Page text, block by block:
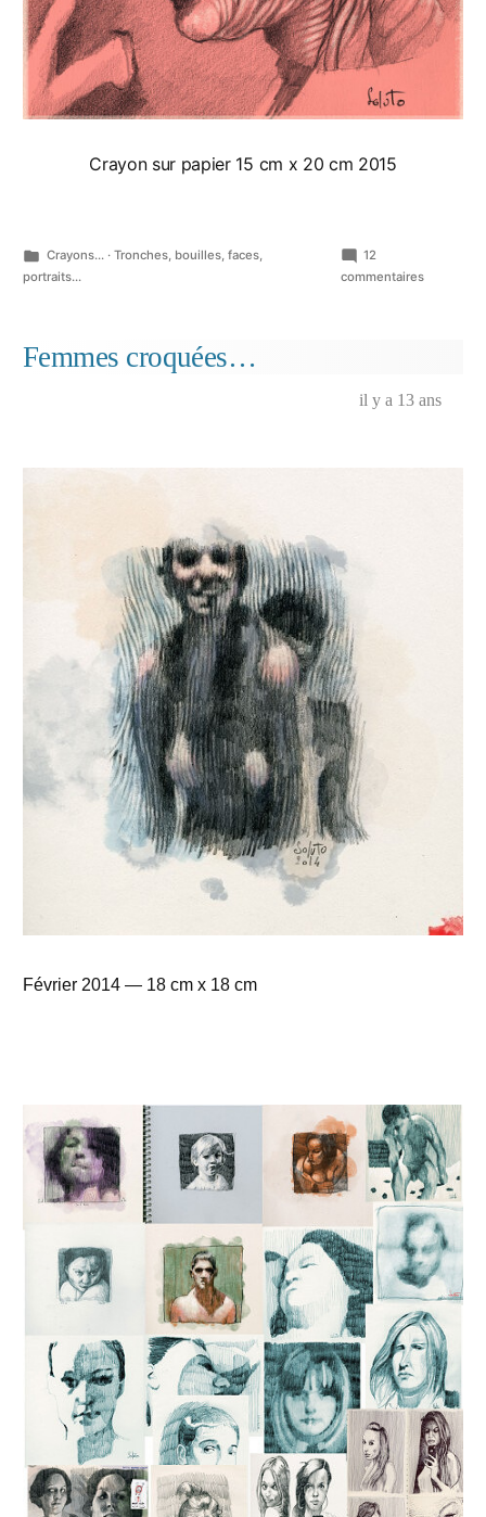
Crayon sur papier 15 cm x 20 cm 2015
Publié
dans
Crayons... · Tronches, bouilles, faces,
portraits...
12
commentairessur
Femmes croquées…
il y a 13 ans
Février 2014 — 18 cm x 18 cm